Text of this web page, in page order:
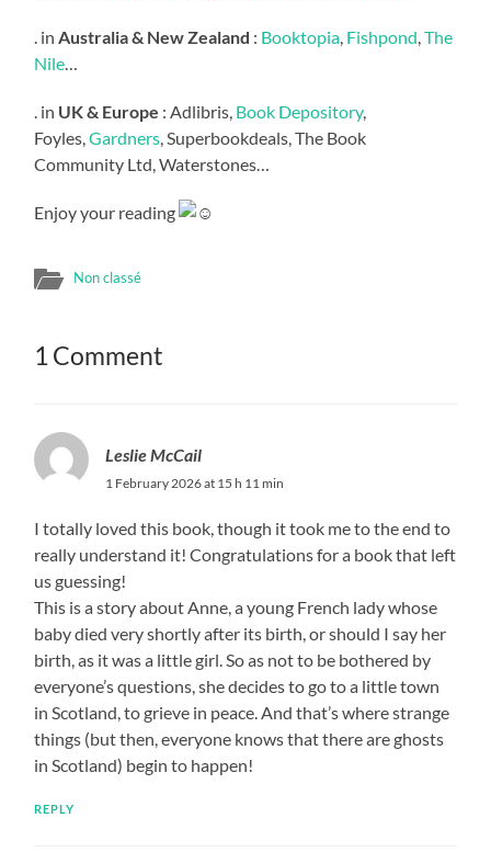
. in Australia & New Zealand : Booktopia Fishpond ,The
Nile
. in UK & Europe : Adlibris, Book Depository,
Foyles,Gardners , Superbookdeals, The Book
Community Ltd, Waterstones…
Enjoy your reading
Non classé
1 Comment
Leslie McCail
1 February 2026 at 15 h 11 min
I totally loved this book, though it took me to the end to
really understand it! Congratulations for a book that left
us guessing!
This is a story about Anne, a young French lady whose
baby died very shortly after its birth, or should I say her
birth, as it was a little girl. So as not to be bothered by
everyone’s questions, she decides to go to a little town
in Scotland, to grieve in peace. And that’s where strange
things (but then, everyone knows that there are ghosts
in Scotland) begin to happen!
REPLY